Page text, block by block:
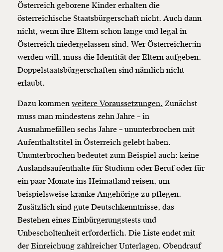
Österreich geborene Kinder erhalten die
österreichische Staatsbürgerschaft nicht. Auch dann
nicht, wenn ihre Eltern schon lange und legal in
Österreich niedergelassen sind. Wer Österreicher:in
werden will, muss die Identität der Eltern aufgeben.
Doppelstaatsbürgerschaften sind nämlich nicht
erlaubt.
Dazu kommen weitere Voraussetzungen. Zunächst
muss man mindestens zehn Jahre – in
Ausnahmefällen sechs Jahre – ununterbrochen mit
Aufenthaltstitel in Österreich gelebt haben.
Ununterbrochen bedeutet zum Beispiel auch: keine
Auslandsaufenthalte für Studium oder Beruf oder für
ein paar Monate ins Heimatland reisen, um
beispielsweise kranke Angehörige zu pflegen.
Zusätzlich sind gute Deutschkenntnisse, das
Bestehen eines Einbürgerungstests und
Unbescholtenheit erforderlich. Die Liste endet mit
der Einreichung zahlreicher Unterlagen. Obendrauf